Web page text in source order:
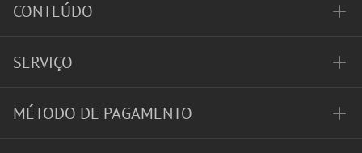
CONTEÚDO
SERVIÇO
MÉTODO DE PAGAMENTO